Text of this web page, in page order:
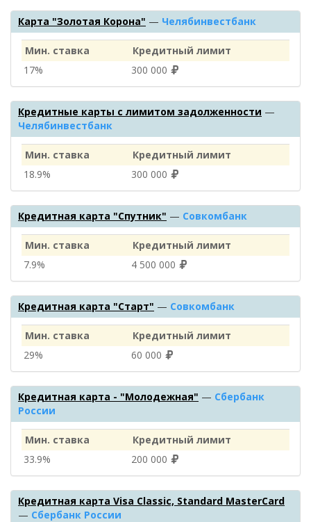
Карта "Золотая Корона" — Челябинвестбанк
Мин. ставка
Кредитный лимит
17%
300 000
Кредитные карты с лимитом задолженности —
Челябинвестбанк
Мин. ставка
Кредитный лимит
18.9%
300 000
Кредитная карта "Спутник" — Совкомбанк
Мин. ставка
Кредитный лимит
7.9%
4 500 000
Кредитная карта "Старт" — Совкомбанк
Мин. ставка
Кредитный лимит
29%
60 000
Кредитная карта - "Молодежная" — Сбербанк
России
Мин. ставка
Кредитный лимит
33.9%
200 000
Кредитная карта Visa Classic, Standard MasterCard
— Сбербанк России